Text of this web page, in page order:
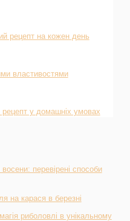
рецепт на кожен день
властивостями
у домашніх умовах
перевірені способи
на карася в березні
риболовлі в унікальному